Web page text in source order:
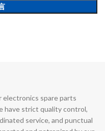
electronics spare parts
have strict quality control,
service, and punctual